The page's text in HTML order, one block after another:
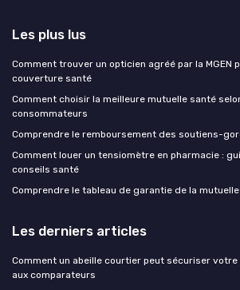
Les plus lus
Comment trouver un opticien agréé par la MGEN
couverture santé
Comment choisir la meilleure mutuelle santé
consommateurs
Comprendre le remboursement des soutiens-
Comment louer un tensiomètre en pharmacie :
conseils santé
Comprendre le tableau de garantie de la mutuelle
Les derniers articles
Comment un abeille courtier peut sécuriser
aux comparateurs